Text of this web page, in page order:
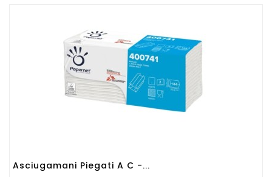
Asciugamani Piegati A C -...